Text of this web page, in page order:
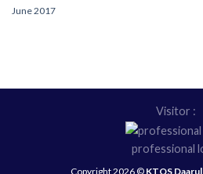
June 2017
Visitor :
professional
Copyright 2026 © KTQS